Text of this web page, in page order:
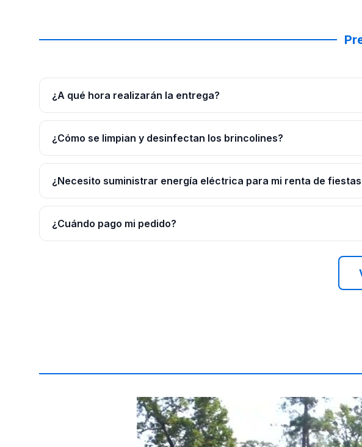
¿A qué hora realizarán la entrega?
¿Cómo se limpian y desinfectan los brincolines?
¿Necesito suministrar energía eléctrica para mi renta de
¿Cuándo pago mi pedido?